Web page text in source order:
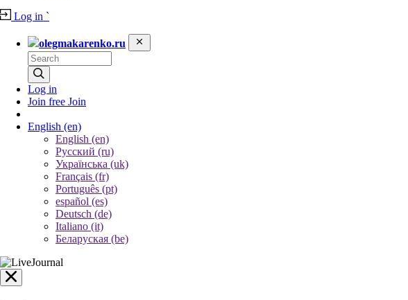
Log in `
olegmakarenko.ru
Log in
Join free Join
English (en)
English (en)
Русский (ru)
Українська (uk)
Français (fr)
Português (pt)
español (es)
Deutsch (de)
Italiano (it)
Беларуская (be)